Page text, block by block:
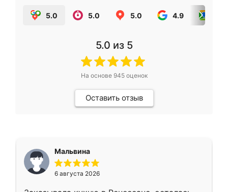
5.0 5.0 5.0 4.9
5.0 из 5
На основе 945оценок
Оставить отзыв
Мальвина
6 августа 2026